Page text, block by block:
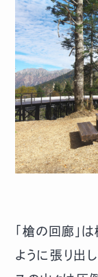
「槍の回廊」
ように張り出